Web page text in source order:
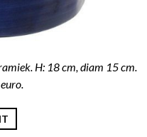
H: 18 cm, diam 15 cm.